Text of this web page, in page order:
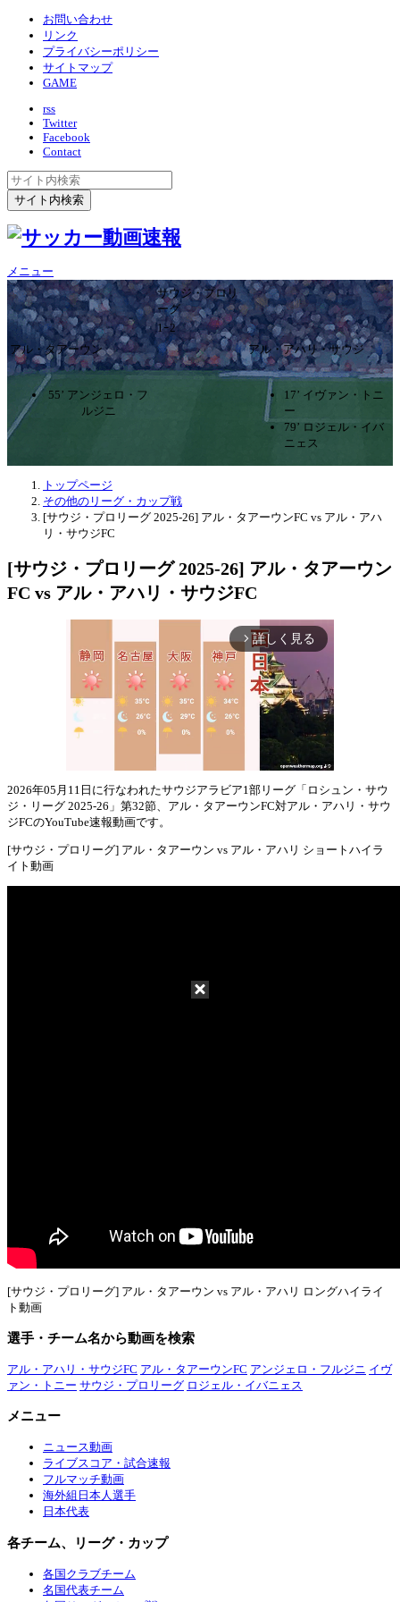
お問い合わせ
リンク
プライバシーポリシー
サイトマップ
GAME
rss
Twitter
Facebook
Contact
メニュー
サウジ・プロリ
ーグ
1ｰ2
アル・タアーウン
アル・アハリ・サウジ
55’ アンジェロ・フ
ルジニ
17’ イヴァン・トニ
ー
79’ ロジェル・イバ
ニェス
トップページ
その他のリーグ・カップ戦
[サウジ・プロリーグ 2025-26] アル・タアーウンFC vs アル・アハ
リ・サウジFC
[サウジ・プロリーグ 2025-26] アル・タアーウン
FC vs アル・アハリ・サウジFC
arrow_forward_ios 詳しく見る
2026年05月11日に行なわれたサウジアラビア1部リーグ「ロシュン・サウ
ジ・リーグ 2025-26」第32節、アル・タアーウンFC対アル・アハリ・サウ
ジFCのYouTube速報動画です。
[サウジ・プロリーグ] アル・タアーウン vs アル・アハリ ショートハイラ
イト動画
[サウジ・プロリーグ] アル・タアーウン vs アル・アハリ ロングハイライ
ト動画
選手・チーム名から動画を検索
アル・アハリ・サウジFC アル・タアーウンFC アンジェロ・フルジニ イヴ
ァン・トニー サウジ・プロリーグ ロジェル・イバニェス
メニュー
ニュース動画
ライブスコア・試合速報
フルマッチ動画
海外組日本人選手
日本代表
各チーム、リーグ・カップ
各国クラブチーム
名国代表チーム